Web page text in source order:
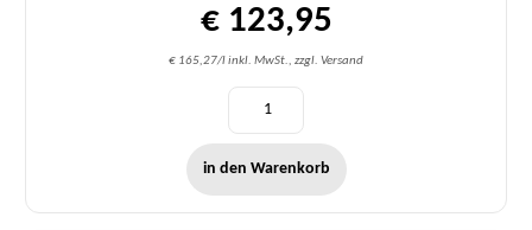
€ 123,95
€ 165,27/l inkl. MwSt., zzgl. Versand
in den Warenkorb